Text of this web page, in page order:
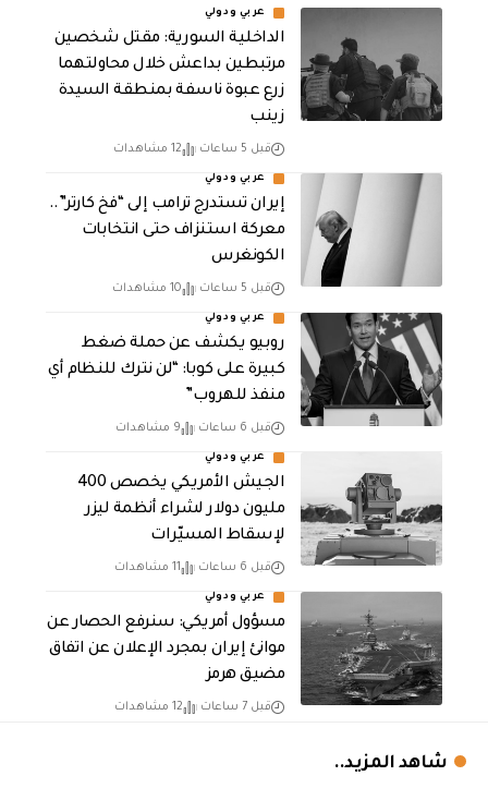
عربي ودولي
الداخلية السورية: مقتل شخصين
مرتبطين بداعش خلال محاولتهما
زرع عبوة ناسفة بمنطقة السيدة
زينب
قبل 5 ساعات 12 مشاهدات
عربي ودولي
إيران تستدرج ترامب إلى “فخ كارتر”..
معركة استنزاف حتى انتخابات
الكونغرس
قبل 5 ساعات 10 مشاهدات
عربي ودولي
روبيو يكشف عن حملة ضغط
كبيرة على كوبا: “لن نترك للنظام أي
منفذ للهروب”
قبل 6 ساعات 9 مشاهدات
عربي ودولي
الجيش الأمريكي يخصص 400
مليون دولار لشراء أنظمة ليزر
لإسقاط المسيّرات
قبل 6 ساعات 11 مشاهدات
عربي ودولي
مسؤول أمريكي: سنرفع الحصار عن
موانئ إيران بمجرد الإعلان عن اتفاق
مضيق هرمز
قبل 7 ساعات 12 مشاهدات
شاهد المزيد..